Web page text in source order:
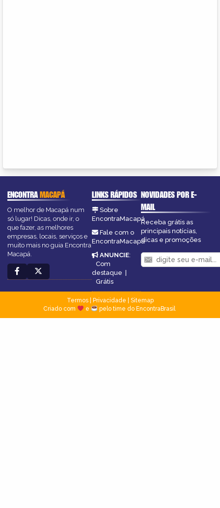
ENCONTRAMACAPÁ
O melhor de Macapá num
só lugar! Dicas, onde ir, o
que fazer, as melhores
empresas, locais, serviços e
muito mais no guia Encontra
Macapá.
LINKS RÁPIDOS
Sobre
EncontraMacapá
Fale com o
EncontraMacapá
ANUNCIE:
Com
destaque
Grátis
NOVIDADES POR E-
MAIL
Receba grátis as
principais notícias,
dicas e promoções
Termos| Privacidade
Sitemap
Criado com
e pelo time do EncontraBrasil